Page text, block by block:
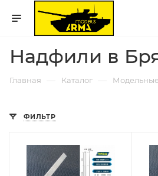
Надфили в
Главная — Каталог —
ФИЛЬТР